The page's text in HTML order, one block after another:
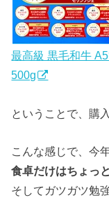
最高級 黒毛和牛
500g
ということで、購
こんな感じで、今
食卓だけはちょっ
そしてガツガツ勉